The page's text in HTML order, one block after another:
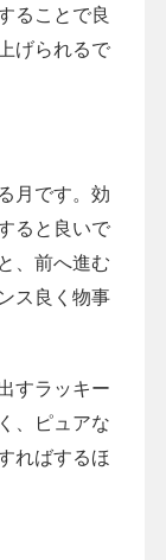
ることで良
げられるで
月です。効
ると良いで
、前へ進む
ス良く物事
すラッキー
、ピュアな
ればするほ